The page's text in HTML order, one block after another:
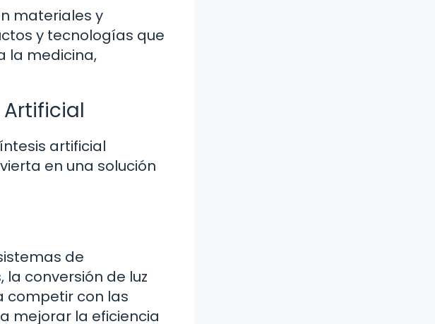
materiales y
y tecnologías que
la medicina,
artificial
en una solución
de
conversión de luz
competir con las
mejorar la eficiencia